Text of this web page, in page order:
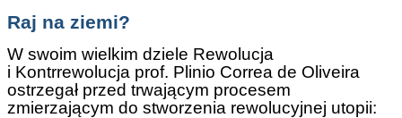
Raj na ziemi?
W swoim wielkim dziele Rewolucja
i Kontrrewolucja prof. Plinio Correa de Oliveira
ostrzegał przed trwającym procesem
zmierzającym do stworzenia rewolucyjnej utopii: